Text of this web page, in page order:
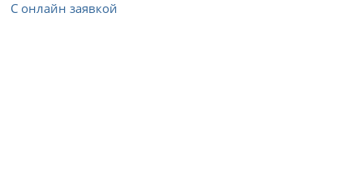
С онлайн заявкой